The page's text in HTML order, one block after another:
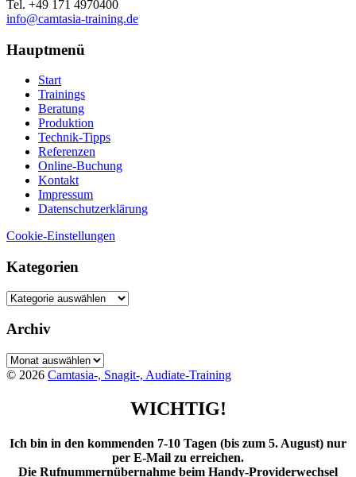
Tel. +49 171 4970400
info@camtasia-training.de
Hauptmenü
Start
Trainings
Beratung
Produktion
Technik-Tipps
Referenzen
Online-Buchung
Kontakt
Impressum
Datenschutzerklärung
Cookie-Einstellungen
Kategorien
Kategorien
Archiv
Archiv
© 2026 Camtasia-, Snagit-, Audiate-Training
WICHTIG!
Ich bin in den kommenden 7-10 Tagen (bis zum 5. August) nur
per E-Mail zu erreichen.
Die Rufnummernübernahme beim Handy-Providerwechsel